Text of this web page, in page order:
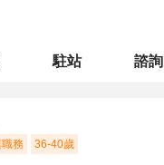
駐站 諮詢
務 36-40歲